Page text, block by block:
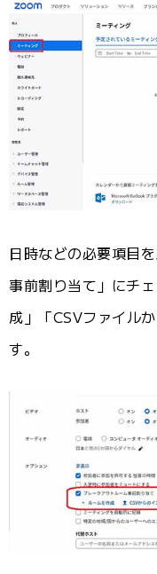
日時などの必要項目
事前割り当て」にチ
成」「CSVファイル
す。